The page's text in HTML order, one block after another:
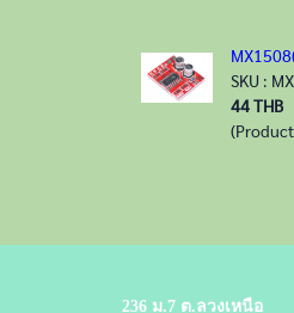
SKU :
44 THB
236 ม.7 ต.ลวงเหนือ